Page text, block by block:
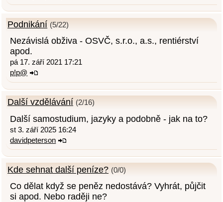
Podnikání (5/22)
Nezávislá obživa - OSVČ, s.r.o., a.s., rentiérství
apod.
pá 17. září 2021 17:21
p!p@
Další vzdělávání (2/16)
Další samostudium, jazyky a podobně - jak na to?
st 3. září 2025 16:24
davidpeterson
Kde sehnat další peníze? (0/0)
Co dělat když se peněz nedostává? Vyhrát, půjčit
si apod. Nebo raději ne?